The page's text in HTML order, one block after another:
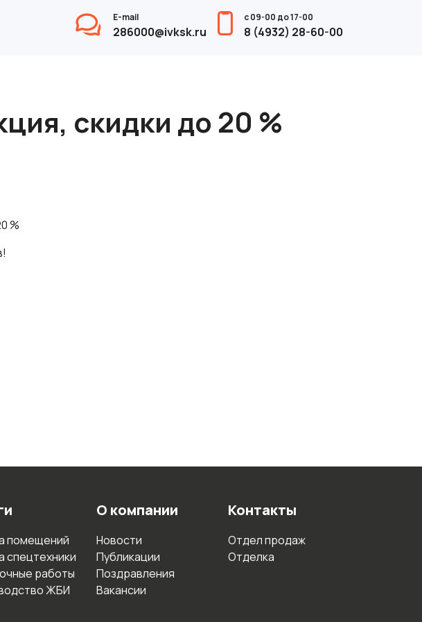
E-mail
286000@ivksk.ru
с 09-00 до 17-00
8 (4932) 28-60-00
скидки до 20 %
%
помещений
спецтехники
работы
ЖБИ
О компании
Новости
Публикации
Поздравления
Вакансии
Контакты
Отдел продаж
Отделка